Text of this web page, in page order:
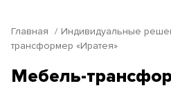
Главная Индивидуальные
трансформер «Иратея»
Мебель-